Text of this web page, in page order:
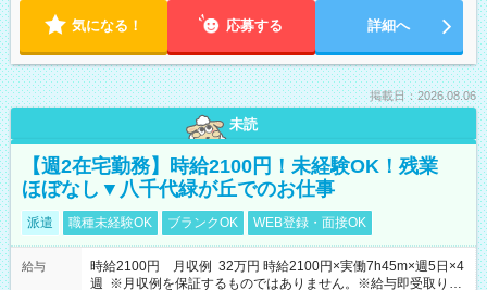
気になる！ 応募する 詳細へ
掲載日：2026.08.06
未読
【週2在宅勤務】時給2100円！未経験OK！残業
ほぼなし▼八千代緑が丘でのお仕事
派遣 職種未経験OK ブランクOK WEB登録・面接OK
給与
時給2100円 月収例 32万円 時給2100円×実働7h45m×週5日×4
週 ※月収例を保証するものではありません。※給与即受取りサ